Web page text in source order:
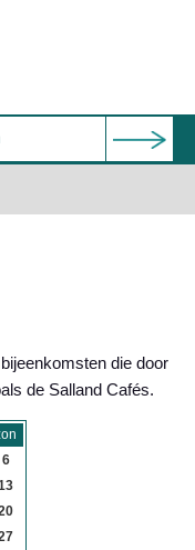
die door
de Salland Cafés.
6